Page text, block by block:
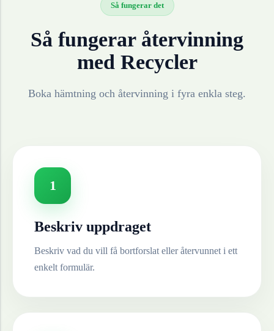
Så fungerar det
Så fungerar återvinning
med Recycler
Boka hämtning och återvinning i fyra enkla steg.
1
Beskriv uppdraget
Beskriv vad du vill få bortforslat eller återvunnet i ett
enkelt formulär.